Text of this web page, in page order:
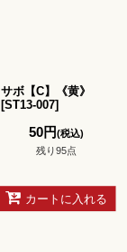
サボ【C】《黄》
[ST13-007]
50円(税込)
残り95点
カートに入れる